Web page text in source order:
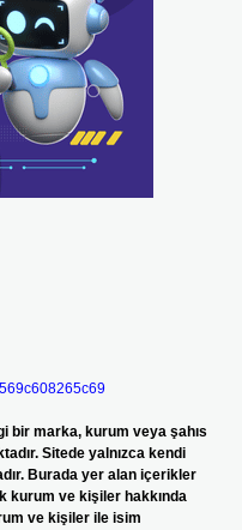
bir marka, kurum veya şahıs
Sitede yalnızca kendi
Burada yer alan içerikler
kurum ve kişiler hakkında
ve kişiler ile isim